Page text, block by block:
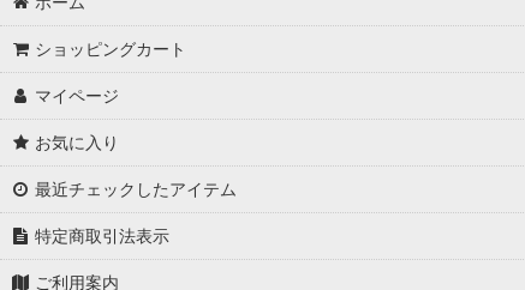
ショッピングカート
マイページ
お気に入り
最近チェックしたアイテム
特定商取引法表示
ご利用案内